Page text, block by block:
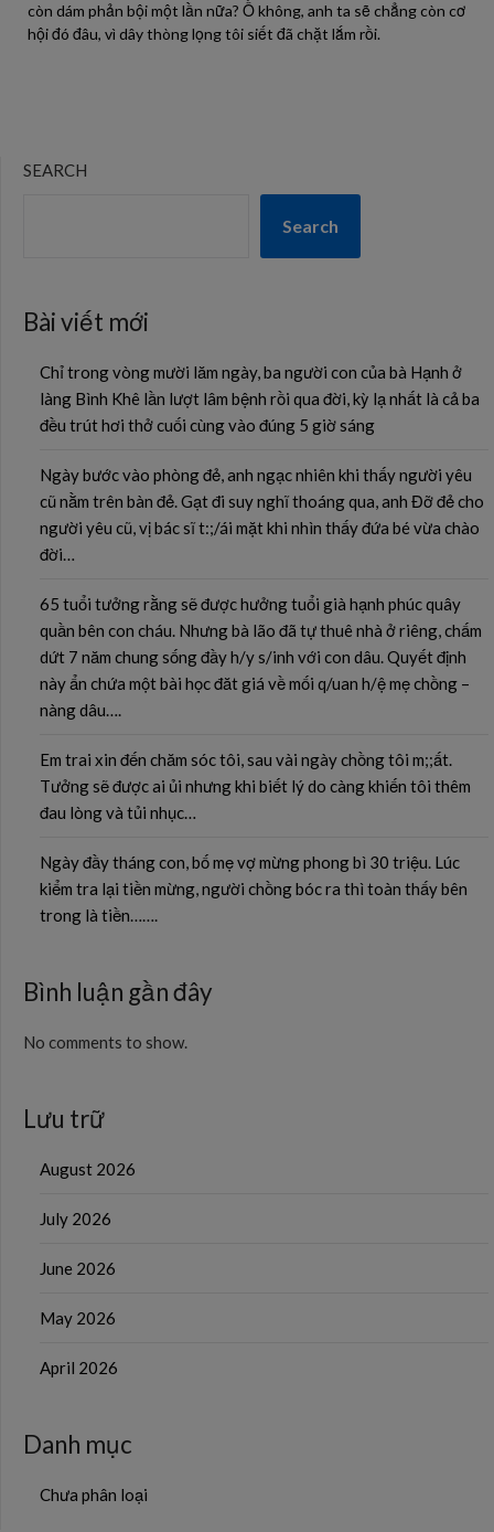
còn dám phản bội một lần nữa? Ồ không, anh ta sẽ chẳng còn cơ
hội đó đâu, vì dây thòng lọng tôi siết đã chặt lắm rồi.
SEARCH
Search
Bài viết mới
Chỉ trong vòng mười lăm ngày, ba người con của bà Hạnh ở
làng Bình Khê lần lượt lâm bệnh rồi qua đời, kỳ lạ nhất là cả ba
đều trút hơi thở cuối cùng vào đúng 5 giờ sáng
Ngày bước vào phòng đẻ, anh ngạc nhiên khi thấy người yêu
cũ nằm trên bàn đẻ. Gạt đi suy nghĩ thoáng qua, anh Đỡ đẻ cho
người yêu cũ, vị bác sĩ t:;/ái mặt khi nhìn thấy đứa bé vừa chào
đời…
65 tuổi tưởng rằng sẽ được hưởng tuổi già hạnh phúc quây
quần bên con cháu. Nhưng bà lão đã tự thuê nhà ở riêng, chấm
dứt 7 năm chung sống đầy h/y s/inh với con dâu. Quyết định
này ẩn chứa một bài học đăt giá về mối q/uan h/ệ mẹ chồng –
nàng dâu….
Em trai xin đến chăm sóc tôi, sau vài ngày chồng tôi m;;ất.
Tưởng sẽ được ai ủi nhưng khi biết lý do càng khiến tôi thêm
đau lòng và tủi nhục…
Ngày đầy tháng con, bố mẹ vợ mừng phong bì 30 triệu. Lúc
kiểm tra lại tiền mừng, người chồng bóc ra thì toàn thấy bên
trong là tiền…….
Bình luận gần đây
No comments to show.
Lưu trữ
August 2026
July 2026
June 2026
May 2026
April 2026
Danh mục
Chưa phân loại